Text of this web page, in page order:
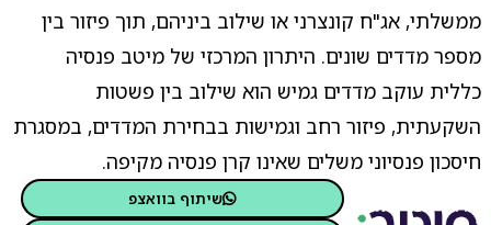
ממשלתי, אג"ח קונצרני או שילוב ביניהם, תוך פיזור בין
מספר מדדים שונים. היתרון המרכזי של מיטב פנסיה
כללית עוקב מדדים גמיש הוא שילוב בין פשטות
השקעתית, פיזור רחב וגמישות בבחירת המדדים, במסגרת
חיסכון פנסיוני משלים שאינו קרן פנסיה מקיפה.
שיתוף בוואצפ